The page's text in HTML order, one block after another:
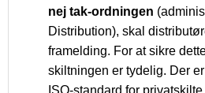
nej tak-ordningen
Distribution), skal
framelding. For at sikre
skiltningen er tydelig. Der
ISO-standard for